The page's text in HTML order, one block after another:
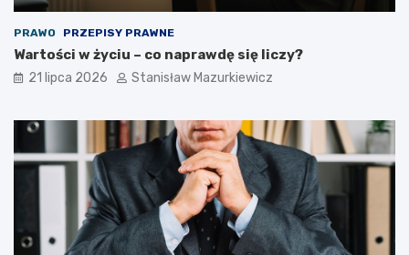
PRAWO PRZEPISY PRAWNE
Wartości w życiu – co naprawdę się liczy?
21 lipca 2026 Stanisław Mazurkiewicz